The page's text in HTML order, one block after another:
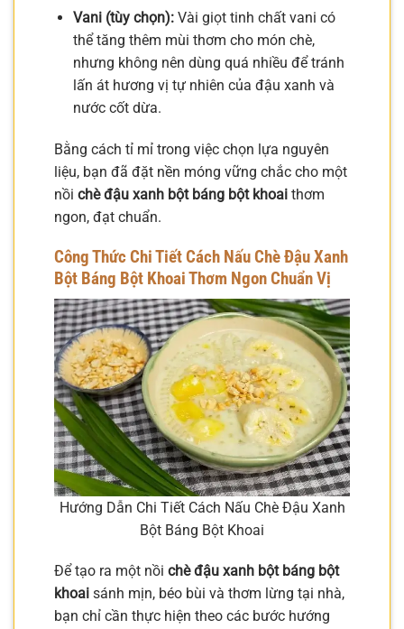
Vani (tùy chọn):Vài giọt tinh chất vani có
thể tăng thêm mùi thơm cho món chè,
nhưng không nên dùng quá nhiều để tránh
lấn át hương vị tự nhiên của đậu xanh và
nước cốt dừa.
Bằng cách tỉ mỉ trong việc chọn lựa nguyên
liệu, bạn đã đặt nền móng vững chắc cho một
nồi chè đậu xanh bột báng bột khoai thơm
ngon, đạt chuẩn.
Công Thức Chi TiếtCách Nấu Chè Đậu Xanh
Bột Báng Bột KhoaiThơm Ngon Chuẩn Vị
Hướng Dẫn Chi Tiết Cách Nấu Chè Đậu Xanh
Bột Báng Bột Khoai
Để tạo ra một nồi chè đậu xanh bột báng bột
khoai sánh mịn, béo bùi và thơm lừng tại nhà,
bạn chỉ cần thực hiện theo các bước hướng